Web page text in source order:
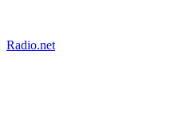
Radio.net